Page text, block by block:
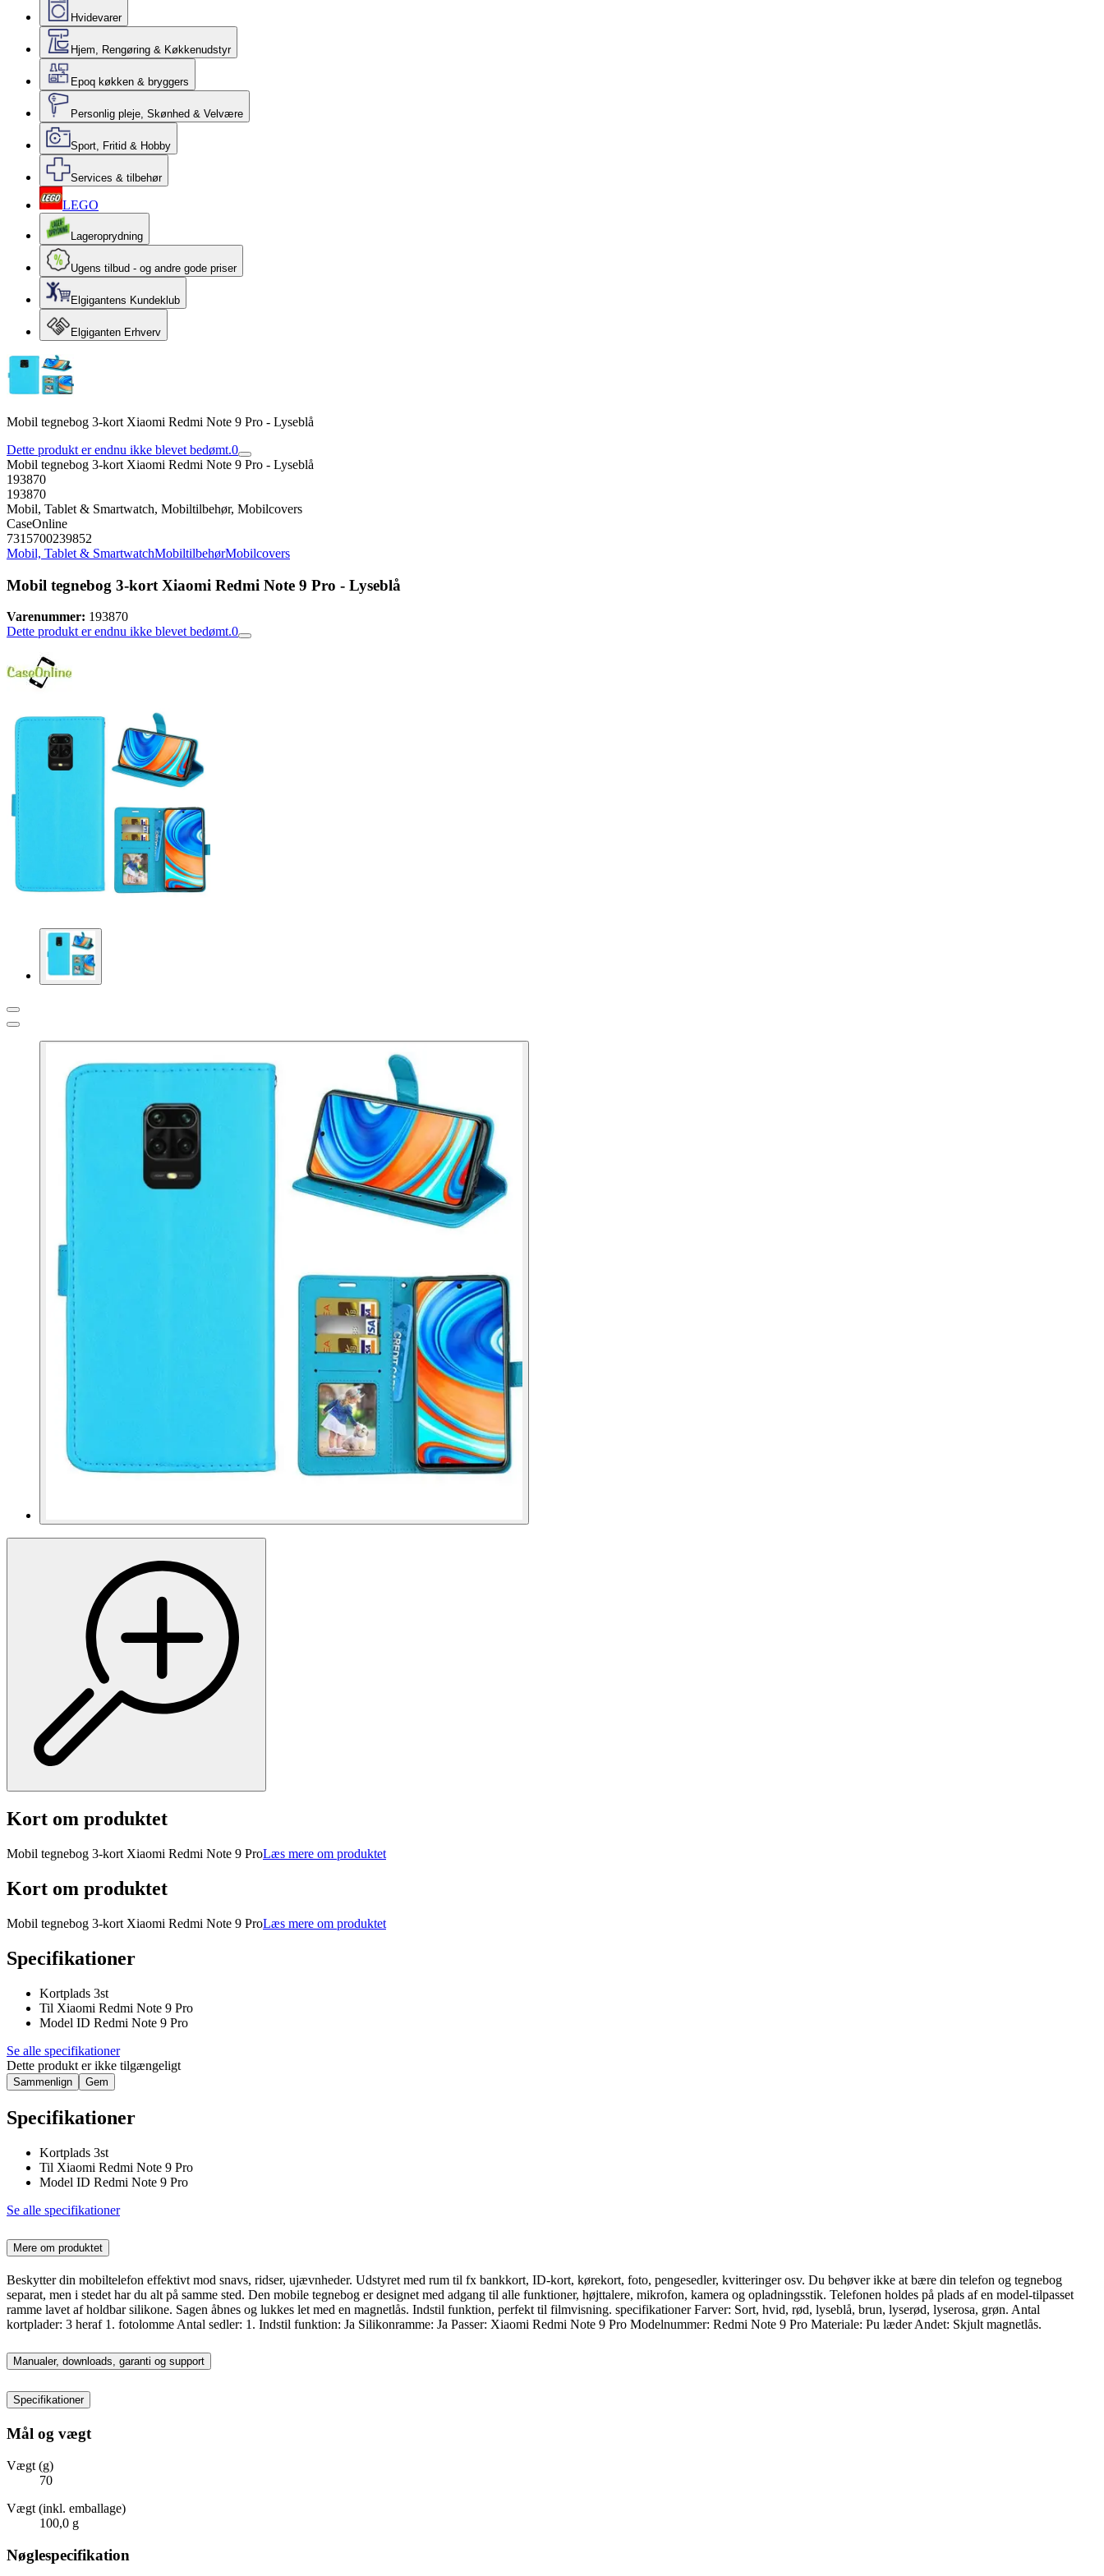
Hvidevarer
Hjem, Rengøring & Køkkenudstyr
Epoq køkken & bryggers
Personlig pleje, Skønhed & Velvære
Sport, Fritid & Hobby
Services & tilbehør
LEGO
Lageroprydning
Ugens tilbud - og andre gode priser
Elgigantens Kundeklub
Elgiganten Erhverv
Mobil tegnebog 3-kort Xiaomi Redmi Note 9 Pro - Lyseblå
Dette produkt er endnu ikke blevet bedømt.0
Mobil tegnebog 3-kort Xiaomi Redmi Note 9 Pro - Lyseblå
193870
193870
Mobil, Tablet & Smartwatch, Mobiltilbehør, Mobilcovers
CaseOnline
7315700239852
Mobil, Tablet & SmartwatchMobiltilbehørMobilcovers
Mobil tegnebog 3-kort Xiaomi Redmi Note 9 Pro - Lyseblå
Varenummer: 193870
Dette produkt er endnu ikke blevet bedømt.0
Kort om produktet
Mobil tegnebog 3-kort Xiaomi Redmi Note 9 ProLæs mere om produktet
Kort om produktet
Mobil tegnebog 3-kort Xiaomi Redmi Note 9 ProLæs mere om produktet
Specifikationer
Kortplads 3st
Til Xiaomi Redmi Note 9 Pro
Model ID Redmi Note 9 Pro
Se alle specifikationer
Dette produkt er ikke tilgængeligt
Sammenlign Gem
Specifikationer
Kortplads 3st
Til Xiaomi Redmi Note 9 Pro
Model ID Redmi Note 9 Pro
Se alle specifikationer
Mere om produktet
Beskytter din mobiltelefon effektivt mod snavs, ridser, ujævnheder. Udstyret med rum til fx bankkort, ID-kort, kørekort, foto, pengesedler, kvitteringer osv. Du behøver ikke at bære din telefon og tegnebog
separat, men i stedet har du alt på samme sted. Den mobile tegnebog er designet med adgang til alle funktioner, højttalere, mikrofon, kamera og opladningsstik. Telefonen holdes på plads af en model-tilpasset
ramme lavet af holdbar silikone. Sagen åbnes og lukkes let med en magnetlås. Indstil funktion, perfekt til filmvisning. specifikationer Farver: Sort, hvid, rød, lyseblå, brun, lyserød, lyserosa, grøn. Antal
kortplader: 3 heraf 1. fotolomme Antal sedler: 1. Indstil funktion: Ja Silikonramme: Ja Passer: Xiaomi Redmi Note 9 Pro Modelnummer: Redmi Note 9 Pro Materiale: Pu læder Andet: Skjult magnetlås.
Manualer, downloads, garanti og support
Specifikationer
Mål og vægt
Vægt (g)
70
Vægt (inkl. emballage)
100,0 g
Nøglespecifikation